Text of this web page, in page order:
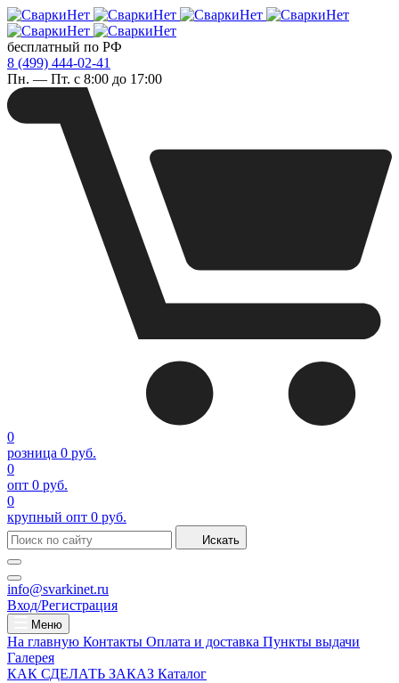
бесплатный по РФ
8 (499) 444-02-41
Пн. — Пт. с 8:00 до 17:00
0
розница 0 руб.
0
опт 0 руб.
0
крупный опт 0 руб.
Искать
info@svarkinet.ru
Вход/Регистрация
Меню
На главную Контакты Оплата и доставка Пункты выдачи
Галерея
КАК СДЕЛАТЬ ЗАКАЗ Каталог